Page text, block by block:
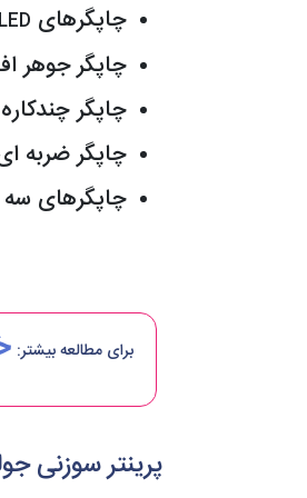
چاپگرهای LED
چاپگر جوهر
چاپگر چندکاره
چاپگر ضربه
چاپگرهای
برای مطالعه بیشتر:
پرینتر سوزنی